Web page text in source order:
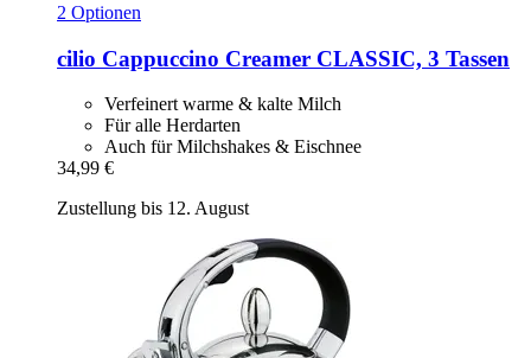
2 Optionen
cilio Cappuccino Creamer CLASSIC, 3 Tassen
Verfeinert warme & kalte Milch
Für alle Herdarten
Auch für Milchshakes & Eischnee
34,99 €
Zustellung bis 12. August